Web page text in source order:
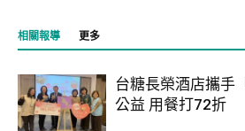
相關報導 更多
台糖長榮酒店攜手
公益 用餐打72折